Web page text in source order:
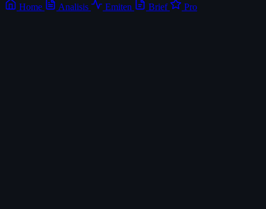
Home Analisis Emiten Brief Pro